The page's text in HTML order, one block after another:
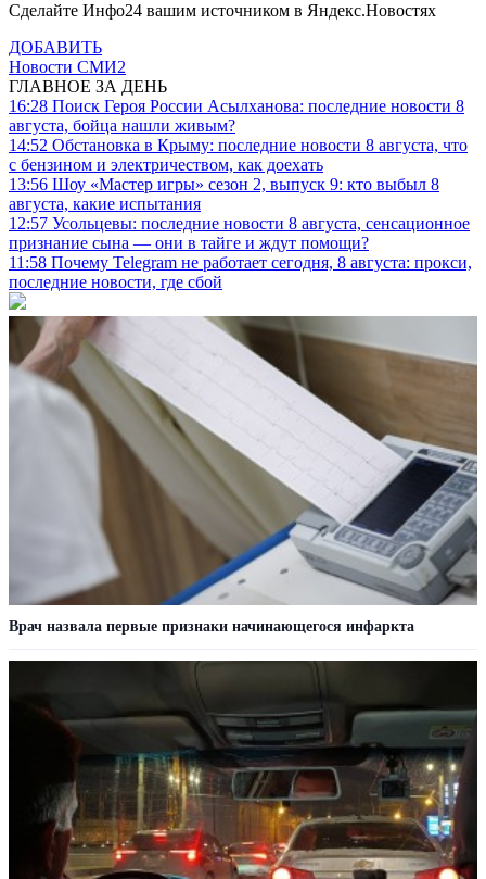
Сделайте Инфо24 вашим источником в Яндекс.Новостях
ДОБАВИТЬ
Новости СМИ2
ГЛАВНОЕ ЗА ДЕНЬ
16:28 Поиск Героя России Асылханова: последние новости 8
августа, бойца нашли живым?
14:52 Обстановка в Крыму: последние новости 8 августа, что
с бензином и электричеством, как доехать
13:56 Шоу «Мастер игры» сезон 2, выпуск 9: кто выбыл 8
августа, какие испытания
12:57 Усольцевы: последние новости 8 августа, сенсационное
признание сына — они в тайге и ждут помощи?
11:58 Почему Telegram не работает сегодня, 8 августа: прокси,
последние новости, где сбой
Врач назвала первые признаки начинающегося инфаркта